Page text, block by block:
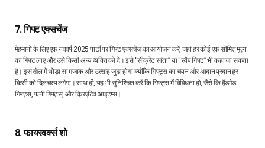
7. गिफ्ट एक्सचेंज
मेहमानों के लिए एक नववर्ष 2025 पार्टी पर गिफ्ट एक्सचेंज का आयोजन करें, जहां हर कोई एक सीमित मूल्य
का गिफ्ट लाए और उसे किसी अन्य व्यक्ति को दे। इसे “सीक्रेट सांता” या “स्वैप गिफ्ट” भी कहा जा सकता
है। इस खेल में थोड़ा सा मजाक और उत्साह जुड़ा होगा क्योंकि गिफ्ट्स का चयन और आदान-प्रदान हर
किसी को दिलचस्प लगेगा। साथ ही, यह भी सुनिश्चित करें कि गिफ्ट्स में विविधता हो, जैसे कि हैंडमेड
गिफ्ट्स, फनी गिफ्ट्स, और क्रिएटिव आइटम्स।
8. फायरवर्क्स शो